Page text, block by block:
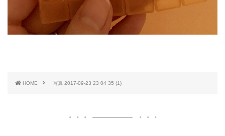
HOME 写真 2017-09-23 23 04 35 (1)